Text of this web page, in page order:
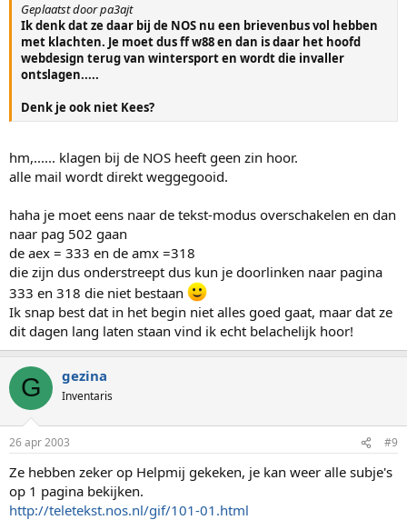
Geplaatst door pa3ajt
Ik denk dat ze daar bij de NOS nu een brievenbus vol hebben
met klachten. Je moet dus ff w88 en dan is daar het hoofd
webdesign terug van wintersport en wordt die invaller
ontslagen.....
Denk je ook niet Kees?
hm,...... klagen bij de NOS heeft geen zin hoor.
alle mail wordt direkt weggegooid.
haha je moet eens naar de tekst-modus overschakelen en dan
naar pag 502 gaan
de aex = 333 en de amx =318
die zijn dus onderstreept dus kun je doorlinken naar pagina
333 en 318 die niet bestaan
Ik snap best dat in het begin niet alles goed gaat, maar dat ze
dit dagen lang laten staan vind ik echt belachelijk hoor!
G gezina
Inventaris
26 apr 2003 #9
Ze hebben zeker op Helpmij gekeken, je kan weer alle subje's
op 1 pagina bekijken.
http://teletekst.nos.nl/gif/101-01.html